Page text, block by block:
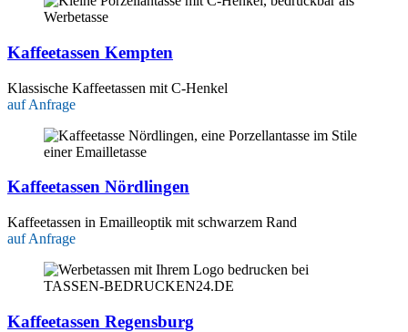
Kaffeetassen Kempten
Klassische Kaffeetassen mit C-Henkel
auf Anfrage
Kaffeetassen Nördlingen
Kaffeetassen in Emailleoptik mit schwarzem Rand
auf Anfrage
Kaffeetassen Regensburg